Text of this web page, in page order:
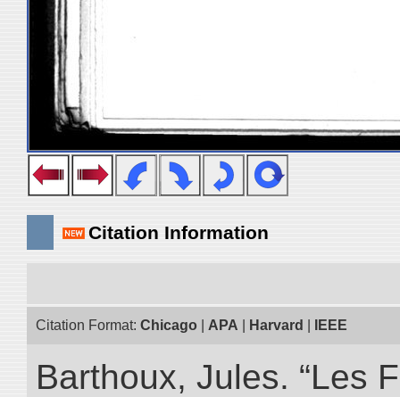
Citation Information
Citation Format: Chicago APA Harvard IEEE
Barthoux, Jules. “Les